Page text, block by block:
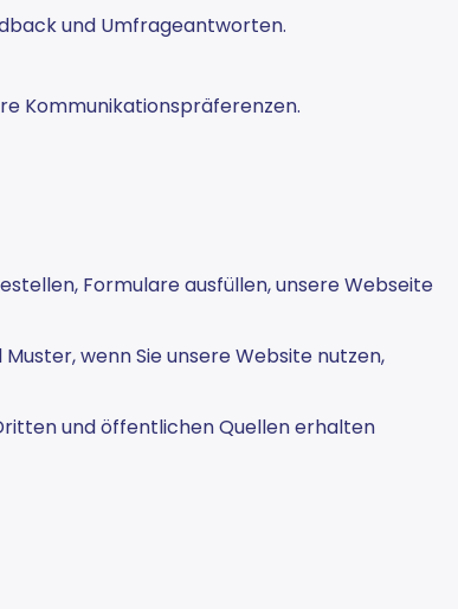
und Umfrageantworten.
Kommunikationspräferenzen.
Formulare ausfüllen, unsere Webseite
wenn Sie unsere Website nutzen,
und öffentlichen Quellen erhalten